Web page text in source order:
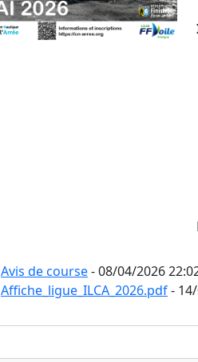
Avis de course- 08/04/2026
Affiche_ligue_ILCA_2026.pdf-